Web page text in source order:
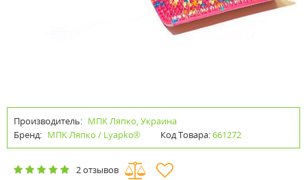
Производитель: МПК Ляпко, Украина
Бренд: МПК Ляпко / Lyapko® Код Товара:661272
2 отзывов